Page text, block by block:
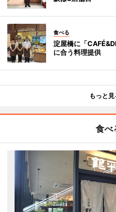
食べる
淀屋橋に「
に合う料理提供
もっと見
食べ